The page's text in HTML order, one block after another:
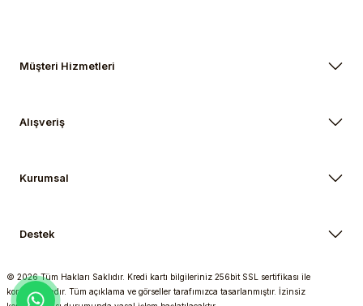
Müşteri Hizmetleri
Alışveriş
Kurumsal
Destek
© 2026 Tüm Hakları Saklıdır. Kredi kartı bilgileriniz 256bit SSL sertifikası ile
korunmaktadır. Tüm açıklama ve görseller tarafımızca tasarlanmıştır. İzinsiz